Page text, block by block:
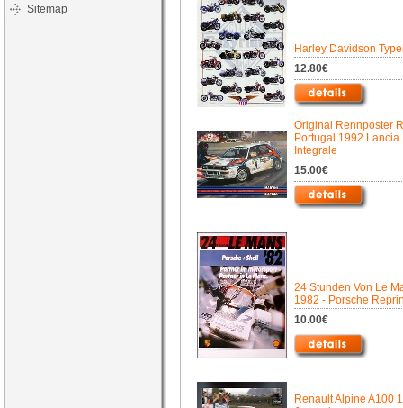
Sitemap
Harley Davidson
12.80€
Original Rennposter
Portugal 1992 Lancia
Integrale
15.00€
24 Stunden Von Le
1982 - Porsche
10.00€
Renault Alpine A100